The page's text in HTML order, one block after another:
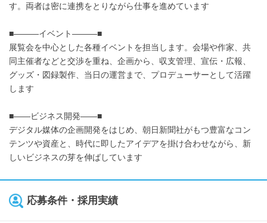
す。両者は密に連携をとりながら仕事を進めています
■―――イベント―――■
展覧会を中心とした各種イベントを担当します。会場や作家、共
同主催者などと交渉を重ね、企画から、収支管理、宣伝・広報、
グッズ・図録製作、当日の運営まで、プロデューサーとして活躍
します
■――ビジネス開発――■
デジタル媒体の企画開発をはじめ、朝日新聞社がもつ豊富なコン
テンツや資産と、時代に即したアイデアを掛け合わせながら、新
しいビジネスの芽を伸ばしています
応募条件・採用実績